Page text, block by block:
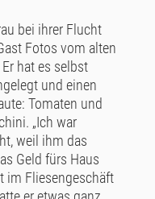
bei ihrer Flucht
Fotos vom alten
hat es selbst
und einen
Tomaten und
„Ich war
weil ihm das
Geld fürs Haus
im Fliesengeschäft